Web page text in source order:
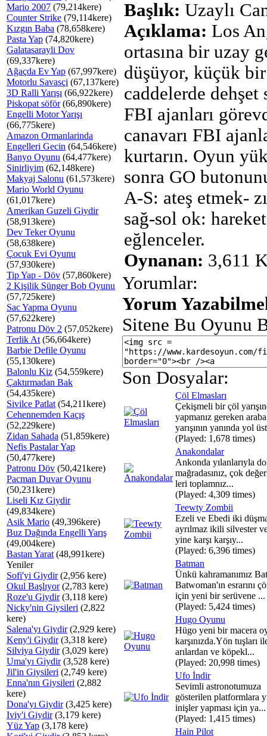
Mario 2007 (79,214kere)
Counter Strike (79,114kere)
Kızgın Baba (78,658kere)
Pasta Yap (74,820kere)
Galatasarayli Dov
(69,337kere)
Ağaçda Ev Yap (67,997kere)
Motorlu Savasçi (67,137kere)
3D Ralli Yarışı (66,922kere)
Piskopat söför(66,890kere)
Engelli Motor Yarışı
(66,775kere)
Amazon Ormanlarinda
Engelleri Gecin (64,546kere)
Banyo Oyunu (64,477kere)
Sinirliyim (62,148kere)
Makyaj Salonu (61,573kere)
Mario World Oyunu
(61,017kere)
Amerikan Guzeli Giydir
(58,913kere)
Dev Teker Oyunu
(58,638kere)
Çocuk Evi Oyunu
(57,930kere)
Tip Yap - Döv (57,860kere)
2 Kişilik Sünger Bob Oyunu
(57,725kere)
Sac Yapma Oyunu
(57,622kere)
Patronu Döv 2 (57,052kere)
Terlik At (56,664kere)
Barbie Defile Oyunu
(55,130kere)
Balonlu Kiz (54,559kere)
Çaktırmadan Bak
(54,435kere)
Sivilce Patlat (54,211kere)
Cehennemden Kaçış
(52,229kere)
Zidan Sahada (51,859kere)
Nefis Pastalar Yap
(50,477kere)
Patronu Döv (50,421kere)
Pacman Duvar Oyunu
(50,231kere)
Liseli Kız Giydir
(49,834kere)
Asik Mario (49,396kere)
Buz Dağında Engelli Yarış
(49,004kere)
Bastan Yarat (48,991kere)
Yeniler
Sofi'yi Giydir(2,956 kere)
Okul Başlıyor(2,783 kere)
Roze'u Giydir(3,118 kere)
Nicky'nin Giysileri (2,822
kere)
Salena'yı Giydir(2,929 kere)
Keny'i Giydir(3,318 kere)
Silviya Giydir(3,029 kere)
Uma'yı Giydir(3,528 kere)
Jil'in Giysileri (2,749 kere)
Enna'nın Giysileri (2,882
kere)
Dona'yı Giydir(3,425 kere)
Iviy'i Giydir(3,179 kere)
Yüz Yap (3,178 kere)
Başlık: Uzaylı
Açıklama: Los
ortasına bir uzay
düşüyor, küçük
caddelerde dehşet
FBI ajanları
canavarı FBI
kurtarın. Oyun
sonra GO
A-S: ateş etmek-
sağ-sol ok:
eğlenceler.
Oynanan: 3,611
Yorumlar:
Yorum
Sitene Bu Oyunu
Son Dosyalar:
Çöl Elmasları
Çekişmeli bir çöl
yapmanız gereken araba
yarışının yanında yol
(Played: 1,678 times)
Anakondalar
Ankonda yılanlarıyla
mağradasınız, çok
leri toplamnız...
(Played: 4,309 times)
Teewty Zombii
Ezeli ve Ebedi iki
ayrılmaz ikili silvester
yine karşı karşıy...
(Played: 6,396 times)
Batman
Ünkü kahramanımız
Batwoman'ın esrarını
için yeni bir serüvene ...
(Played: 5,424 times)
Hugo Oyunu
Hügo yeni bir macera
karşınızda.Yön tuşları
arılardan ve köpekl...
(Played: 20,998 times)
Ufo İndir
Sevimli astronotumuza
gösterilen platformlara
inişler yapması için ya...
(Played: 1,415 times)
Hain Pilot